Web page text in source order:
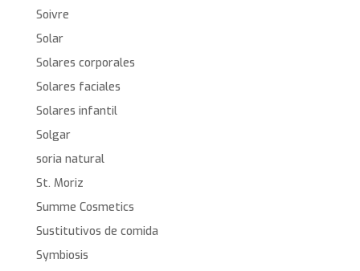
Soivre
Solar
Solares corporales
Solares faciales
Solares infantil
Solgar
soria natural
St. Moriz
Summe Cosmetics
Sustitutivos de comida
Symbiosis